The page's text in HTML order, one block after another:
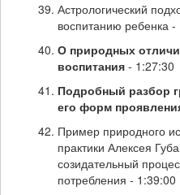
Астрологический
воспитанию ребенка -
О природных
воспитания - 1:27:30
Подробный разбор
его форм
Пример природного
практики Алексея
созидательный
потребления - 1:39:00